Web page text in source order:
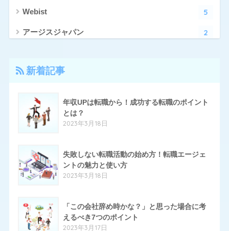
Webist 5
アージスジャパン 2
エン転職
とらばーゆ
はたらいく 14
ハタラクティブ
ほいく畑
新着記事
年収UPは転職から！成功する転職のポイント
とは？
2023年3月18日
失敗しない転職活動の始め方！転職エージェ
ントの魅力と使い方
2023年3月18日
「この会社辞め時かな？」と思った場合に考
えるべき7つのポイント
2023年3月17日